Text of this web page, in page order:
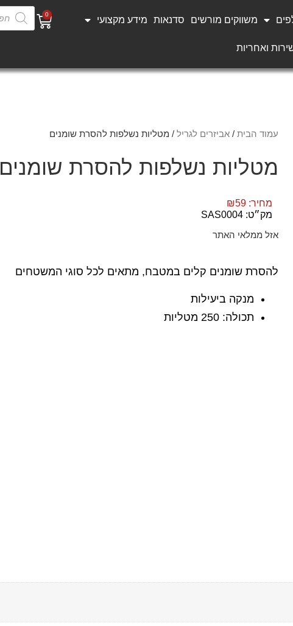
משווקים מורשים סדנאות מידע מקצועי
ואחריות
0
עמוד הבית / אביזרים לגריל / מטליות נשלפות להסרת שומנים
מטליות נשלפות להסרת שומנים
מחיר: ₪59
מק״ט: SAS0004
אזל ממלאי האתר
להסרת שומנים קלים במטבח, מתאים לכל סוגי המשטחים
מנקה ביעילות
תכולה: 250 מטליות